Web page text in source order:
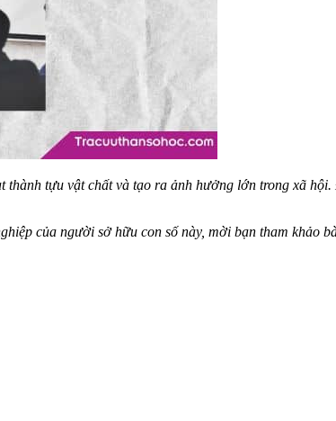
thành tựu vật chất và tạo ra ảnh hưởng lớn trong xã
của người sở hữu con số này, mời bạn tham khảo